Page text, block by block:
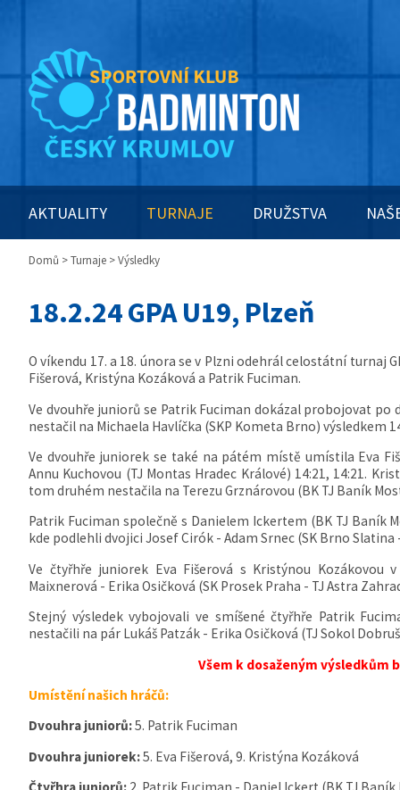
AKTUALITY TURNAJE DRUŽSTVA
Domů >Turnaje > Výsledky
18.2.24 GPA U19, Plzeň
O víkendu 17. a 18. února se v Plzni odehrál celostátní turnaj
Fišerová, Kristýna Kozáková a Patrik Fuciman.
Ve dvouhře juniorů se Patrik Fuciman dokázal probojovat
nestačil na Michaela Havlíčka (SKP Kometa Brno) výsledkem
Ve dvouhře juniorek se také na pátém místě umístila Eva
Annu Kuchovou (TJ Montas Hradec Králové) 14:21, 14:21.
tom druhém nestačila na Terezu Grznárovou (BK TJ Baník
Patrik Fuciman společně s Danielem Ickertem (BK TJ Baník
kde podlehli dvojici Josef Cirók - Adam Srnec (SK Brno Slatina
Ve čtyřhře juniorek Eva Fišerová s Kristýnou Kozákovou
Maixnerová - Erika Osičková (SK Prosek Praha - TJ Astra
Stejný výsledek vybojovali ve smíšené čtyřhře Patrik
nestačili na pár Lukáš Patzák - Erika Osičková (TJ Sokol
Všem k dosaženým výsledkům
Umístění našich hráčů:
Dvouhra juniorů:5. Patrik Fuciman
Dvouhra juniorek:5. Eva Fišerová, 9. Kristýna Kozáková